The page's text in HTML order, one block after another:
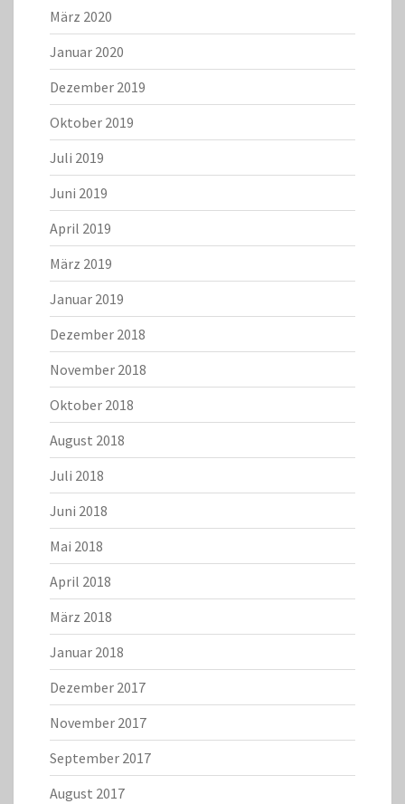
März 2020
Januar 2020
Dezember 2019
Oktober 2019
Juli 2019
Juni 2019
April 2019
März 2019
Januar 2019
Dezember 2018
November 2018
Oktober 2018
August 2018
Juli 2018
Juni 2018
Mai 2018
April 2018
März 2018
Januar 2018
Dezember 2017
November 2017
September 2017
August 2017